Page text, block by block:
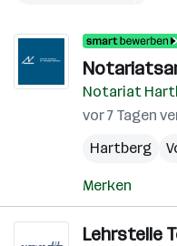
Notariat
vor 7 Tagen
Hartberg
Merken
Lehrstelle